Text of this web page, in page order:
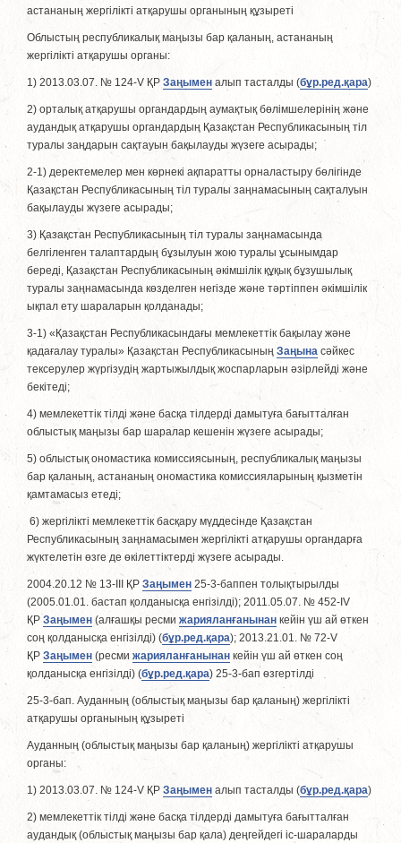
астананың жергiлiктi атқарушы органының құзыретi
Облыстың республикалық маңызы бар қаланың, астананың
жергiлiктi атқарушы органы:
1) 2013.03.07. № 124-V ҚР Заңымен алып тасталды (бұр.ред.қара)
2) орталық атқарушы органдардың аумақтық бөлiмшелерiнiң және
аудандық атқарушы органдардың Қазақстан Республикасының тiл
туралы заңдарын сақтауын бақылауды жүзеге асырады;
2-1) деректемелер мен көрнекі ақпаратты орналастыру бөлігінде
Қазақстан Республикасының тiл туралы заңнамасының сақталуын
бақылауды жүзеге асырады;
3) Қазақстан Республикасының тiл туралы заңнамасында
белгiленген талаптардың бұзылуын жою туралы ұсынымдар
береді, Қазақстан Республикасының әкімшілік құқық бұзушылық
туралы заңнамасында көзделген негізде және тәртіппен әкімшілік
ықпал ету шараларын қолданады;
3-1) «Қазақстан Республикасындағы мемлекеттік бақылау және
қадағалау туралы» Қазақстан Республикасының Заңына сәйкес
тексерулер жүргізудің жартыжылдық жоспарларын әзірлейді және
бекітеді;
4) мемлекеттік тiлдi және басқа тiлдердi дамытуға бағытталған
облыстық маңызы бар шаралар кешенiн жүзеге асырады;
5) облыстық ономастика комиссиясының, республикалық маңызы
бар қаланың, астананың ономастика комиссияларының қызметiн
қамтамасыз етедi;
6) жергілікті мемлекеттік басқару мүддесінде Қазақстан
Республикасының заңнамасымен жергілікті атқарушы органдарға
жүктелетін өзге де өкілеттіктерді жүзеге асырады.
2004.20.12 № 13-III ҚР Заңымен 25-3-баппен толықтырылды
(2005.01.01. бастап қолданысқа енгізілді); 2011.05.07. № 452-IV
ҚР Заңымен (алғашқы ресми жарияланғанынан кейін үш ай өткен
соң қолданысқа енгізілді) (бұр.ред.қара); 2013.21.01. № 72-V
ҚР Заңымен (ресми жарияланғанынан кейін үш ай өткен соң
қолданысқа енгізiлдi) (бұр.ред.қара) 25-3-бап өзгертілді
25-3-бап. Ауданның (облыстық маңызы бар қаланың) жергiлiктi
атқарушы органының құзыретi
Ауданның (облыстық маңызы бар қаланың) жергiлiктi атқарушы
органы:
1) 2013.03.07. № 124-V ҚР Заңымен алып тасталды (бұр.ред.қара)
2) мемлекеттік тiлдi және басқа тiлдердi дамытуға бағытталған
аудандық (облыстық маңызы бар қала) деңгейдегi iс-шараларды